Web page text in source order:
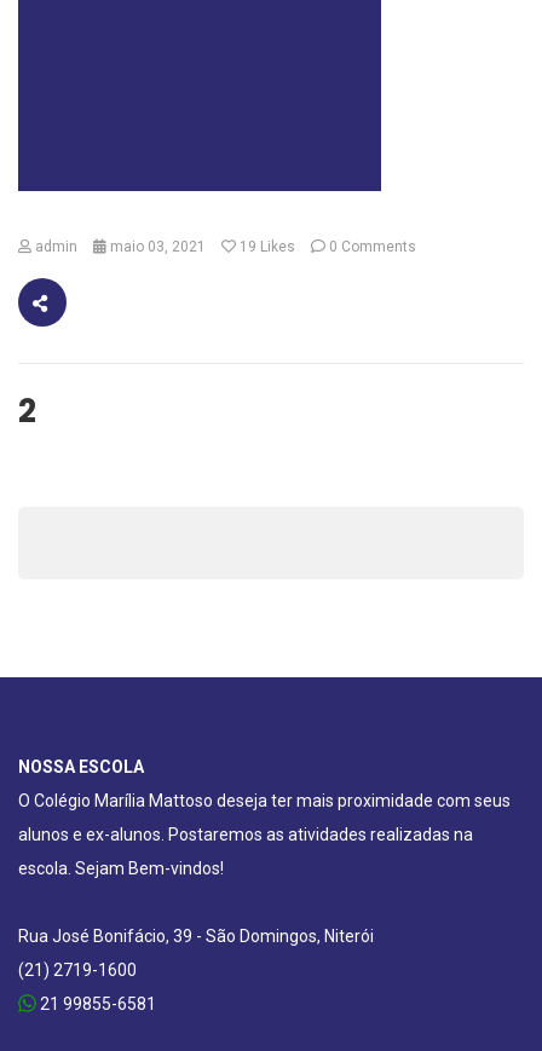
admin maio 03, 2021 19 Likes 0 Comments
2
NOSSA ESCOLA
O Colégio Marília Mattoso deseja ter mais proximidade com seus
alunos e ex-alunos. Postaremos as atividades realizadas na
escola. Sejam Bem-vindos!
Rua José Bonifácio, 39 - São Domingos, Niterói
(21) 2719-1600
21 99855-6581